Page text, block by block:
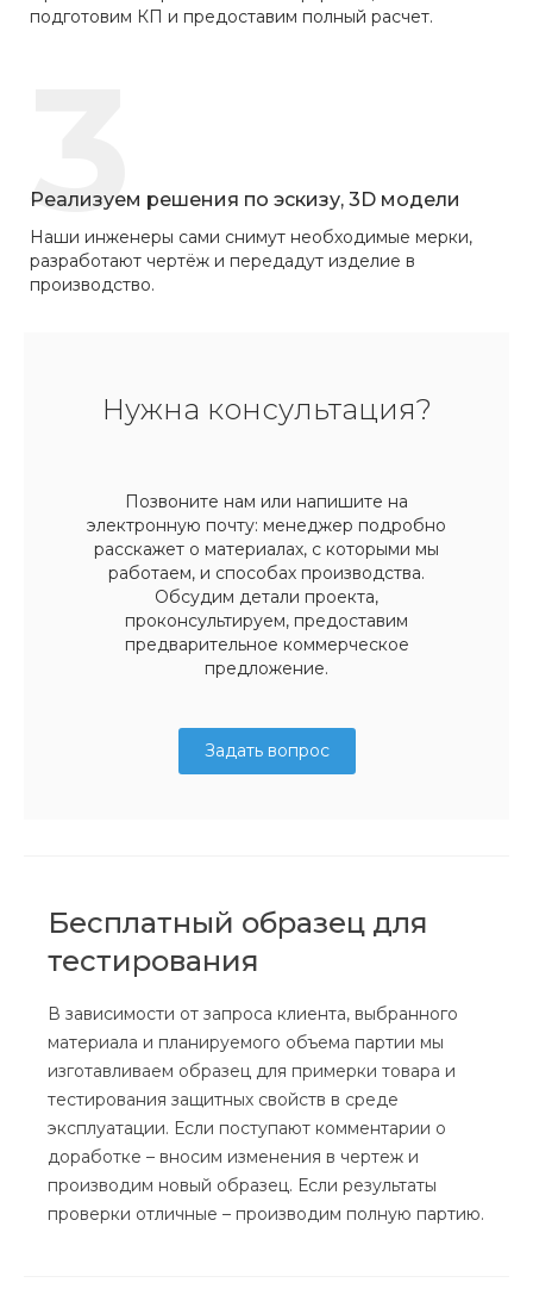
подготовим КП и предоставим полный расчет.
3
Реализуем решения по эскизу, 3D модели
Наши инженеры сами снимут необходимые мерки,
разработают чертёж и передадут изделие в
производство.
Нужна консультация?
Позвоните нам или напишите на
электронную почту: менеджер подробно
расскажет о материалах, с которыми мы
работаем, и способах производства.
Обсудим детали проекта,
проконсультируем, предоставим
предварительное коммерческое
предложение.
Задать вопрос
Бесплатный образец для
тестирования
В зависимости от запроса клиента, выбранного
материала и планируемого объема партии мы
изготавливаем образец для примерки товара и
тестирования защитных свойств в среде
эксплуатации. Если поступают комментарии о
доработке – вносим изменения в чертеж и
производим новый образец. Если результаты
проверки отличные – производим полную партию.